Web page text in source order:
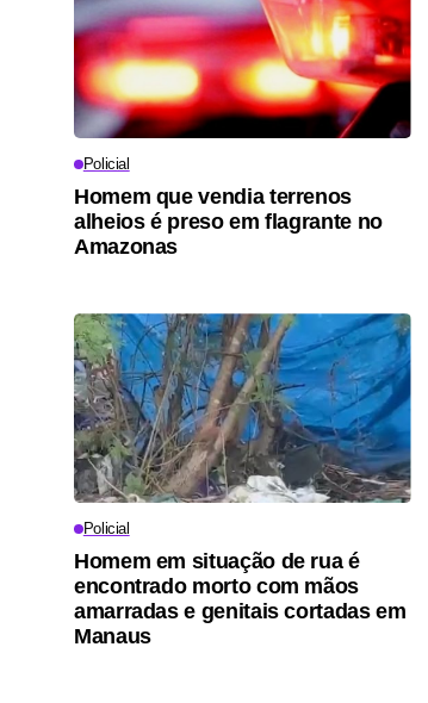
Policial
Homem que vendia terrenos
alheios é preso em flagrante no
Amazonas
Policial
Homem em situação de rua é
encontrado morto com mãos
amarradas e genitais cortadas em
Manaus